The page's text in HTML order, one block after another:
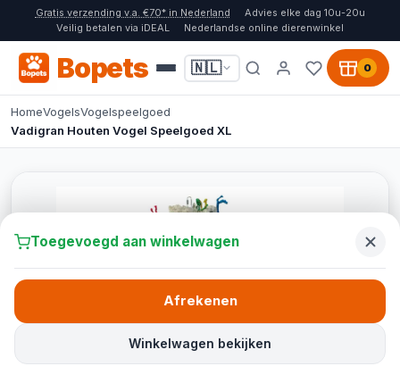
Gratis verzending v.a. €70* in Nederland
Advies elke dag 10u-20u
Veilig betalen via iDEAL
Nederlandse online dierenwinkel
Bopets 🇳🇱 0
HomeVogelsVogelspeelgoed
Vadigran Houten Vogel Speelgoed XL
Toegevoegd aan winkelwagen
Winkelwagen bekijken
Afrekenen